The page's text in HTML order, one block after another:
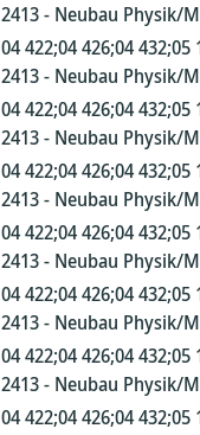
2413 - Neubau Physik/
04 422;04 426;04 432;05
2413 - Neubau Physik/
04 422;04 426;04 432;05
2413 - Neubau Physik/
04 422;04 426;04 432;05
2413 - Neubau Physik/
04 422;04 426;04 432;05
2413 - Neubau Physik/
04 422;04 426;04 432;05
2413 - Neubau Physik/
04 422;04 426;04 432;05
2413 - Neubau Physik/
04 422;04 426;04 432;05